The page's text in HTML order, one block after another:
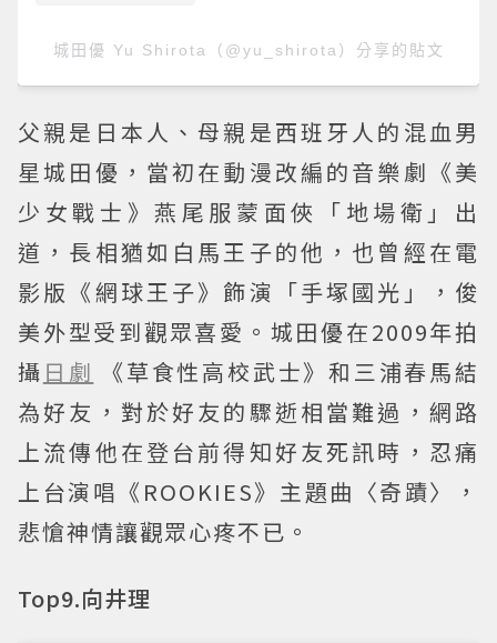
城田優 Yu Shirota（@yu_shirota）分享的貼文
父親是日本人、母親是西班牙人的混血男
星城田優，當初在動漫改編的音樂劇《美
少女戰士》燕尾服蒙面俠「地場衛」出
道，長相猶如白馬王子的他，也曾經在電
影版《網球王子》飾演「手塚國光」，俊
美外型受到觀眾喜愛。城田優在2009年拍
攝 日劇
《草食性高校武士》和三浦春馬結
為好友，對於好友的驟逝相當難過，網路
上流傳他在登台前得知好友死訊時，忍痛
上台演唱《ROOKIES》主題曲〈奇蹟〉，
悲愴神情讓觀眾心疼不已。
Top9.向井理